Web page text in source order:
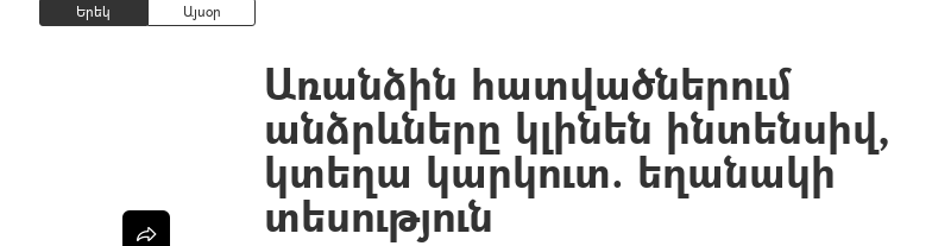
Երեկ Այսօր
Առանձին հատվածներում
անձրևները կլինեն ինտենսիվ,
կտեղա կարկուտ. եղանակի
տեսություն